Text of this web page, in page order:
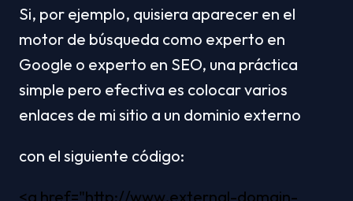
Si, por ejemplo, quisiera aparecer en el
motor de búsqueda como experto en
Google o experto en SEO, una práctica
simple pero efectiva es colocar varios
enlaces de mi sitio a un dominio externo
con el siguiente código:
<a href="http://www.external-domain-